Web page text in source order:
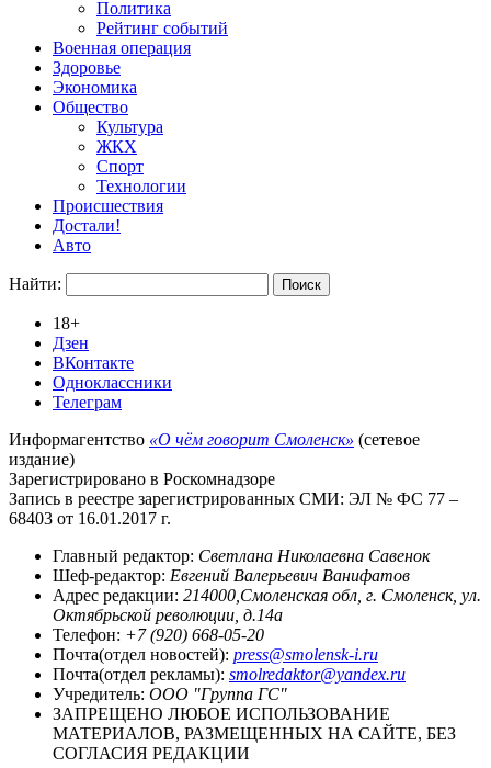
Политика
Рейтинг событий
Военная операция
Здоровье
Экономика
Общество
Культура
ЖКХ
Спорт
Технологии
Происшествия
Достали!
Авто
Найти:
18+
Дзен
ВКонтакте
Одноклассники
Телеграм
Информагентство «О чём говорит Смоленск» (сетевое
издание)
Зарегистрировано в Роскомнадзоре
Запись в реестре зарегистрированных СМИ: ЭЛ № ФС 77 –
68403 от 16.01.2017 г.
Главный редактор: Светлана Николаевна Савенок
Шеф-редактор: Евгений Валерьевич Ванифатов
Адрес редакции: 214000,Смоленская обл, г. Смоленск, ул.
Октябрьской революции, д.14а
Телефон: +7 (920) 668-05-20
Почта(отдел новостей): press@smolensk-i.ru
Почта(отдел рекламы): smolredaktor@yandex.ru
Учредитель: ООО "Группа ГС"
ЗАПРЕЩЕНО ЛЮБОЕ ИСПОЛЬЗОВАНИЕ
МАТЕРИАЛОВ, РАЗМЕЩЕННЫХ НА САЙТЕ, БЕЗ
СОГЛАСИЯ РЕДАКЦИИ